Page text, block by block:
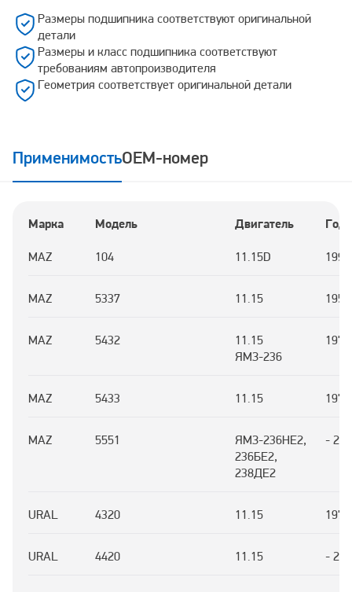
Размеры подшипника соответствуют оригинальной
детали
Размеры и класс подшипника соответствуют
требованиям автопроизводителя
Геометрия соответствует оригинальной детали
ПрименимостьOEM-номер
Марка Модель Двигатель Год
MAZ 104 11.15D
MAZ 5337 11.15
MAZ 5432
11.15
ЯМЗ-236
MAZ 5433 11.15
MAZ 5551
ЯМЗ-236НЕ2,
236БЕ2,
238ДЕ2
-
URAL 4320 11.15
URAL 4420 11.15 -